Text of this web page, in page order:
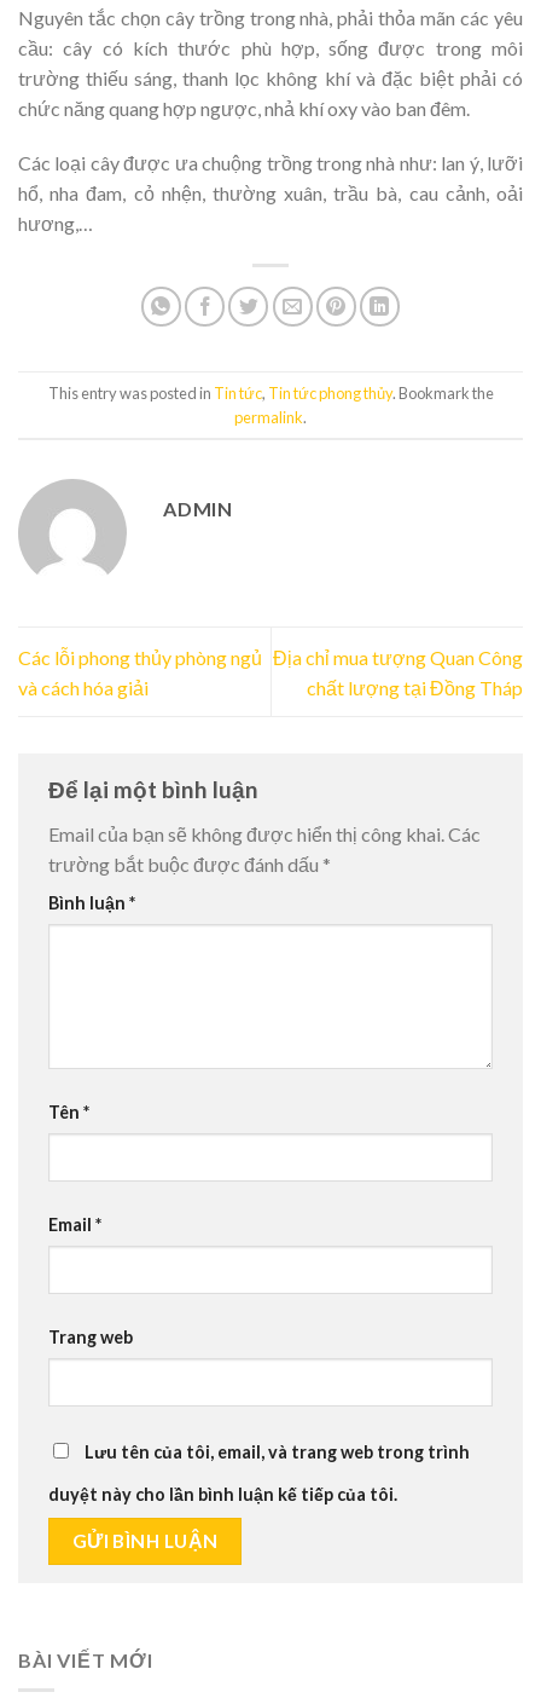
Nguyên tắc chọn cây trồng trong nhà, phải thỏa mãn các yêu
cầu: cây có kích thước phù hợp, sống được trong môi
trường thiếu sáng, thanh lọc không khí và đặc biệt phải có
chức năng quang hợp ngược, nhả khí oxy vào ban đêm.
Các loại cây được ưa chuộng trồng trong nhà như: lan ý, lưỡi
hổ, nha đam, cỏ nhện, thường xuân, trầu bà, cau cảnh, oải
hương,…
This entry was posted in Tin tức, Tin tức phong thủy. Bookmark the
permalink.
ADMIN
Các lỗi phong thủy phòng ngủ
và cách hóa giải
Địa chỉ mua tượng Quan Công
chất lượng tại Đồng Tháp
Để lại một bình luận
Email của bạn sẽ không được hiển thị công khai.Các
trường bắt buộc được đánh dấu *
Bình luận *
Tên *
Email *
Trang web
Lưu tên của tôi, email, và trang web trong trình
duyệt này cho lần bình luận kế tiếp của tôi.
BÀI VIẾT MỚI